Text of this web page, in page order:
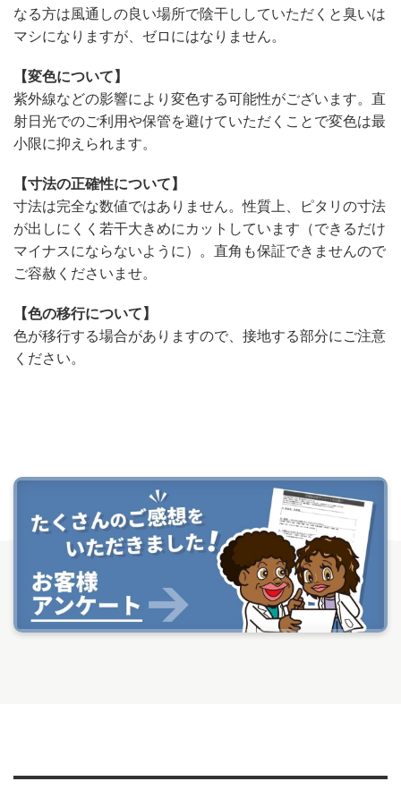
なる方は風通しの良い場所で陰干ししていただくと臭いは
マシになりますが、ゼロにはなりません。
【変色について】
紫外線などの影響により変色する可能性がございます。直
射日光でのご利用や保管を避けていただくことで変色は最
小限に抑えられます。
【寸法の正確性について】
寸法は完全な数値ではありません。性質上、ピタリの寸法
が出しにくく若干大きめにカットしています（できるだけ
マイナスにならないように）。直角も保証できませんので
ご容赦くださいませ。
【色の移行について】
色が移行する場合がありますので、接地する部分にご注意
ください。